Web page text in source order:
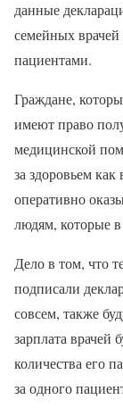
данные
семейных
пациентами.
Граждане,
имеют право
медицинской
за здоровьем
оперативно
людям, которые
Дело в том, что
подписали
совсем, также
зарплата врачей
количества его
за одного